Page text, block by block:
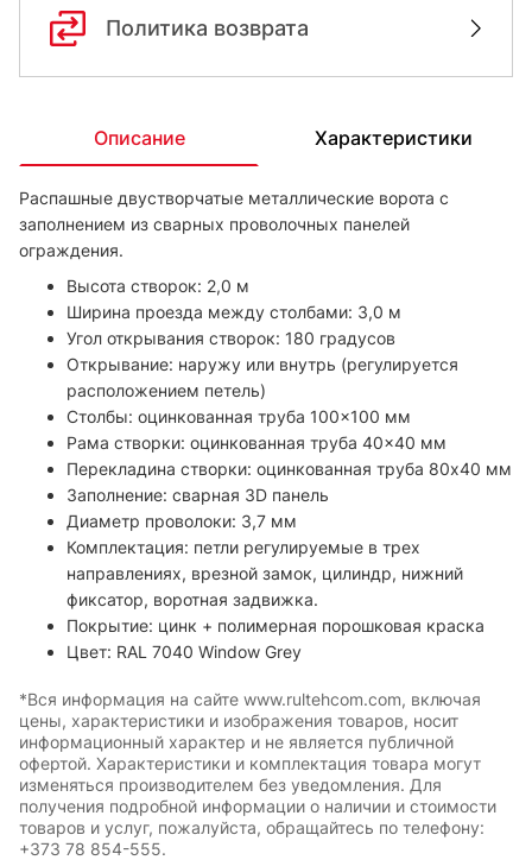
Политика возврата
Описание Характеристики
Распашные двустворчатые металлические ворота с
заполнением из сварных проволочных панелей
ограждения.
Высота створок: 2,0 м
Ширина проезда между столбами: 3,0 м
Угол открывания створок: 180 градусов
Открывание: наружу или внутрь (регулируется
расположением петель)
Столбы: оцинкованная труба 100×100 мм
Рама створки: оцинкованная труба 40×40 мм
Перекладина створки: оцинкованная труба 80х40 мм
Заполнение: сварная 3D панель
Диаметр проволоки: 3,7 мм
Комплектация: петли регулируемые в трех
направлениях, врезной замок, цилиндр, нижний
фиксатор, воротная задвижка.
Покрытие: цинк + полимерная порошковая краска
Цвет: RAL 7040 Window Grey
*Вся информация на сайте www.rultehcom.com, включая
цены, характеристики и изображения товаров, носит
информационный характер и не является публичной
офертой. Характеристики и комплектация товара могут
изменяться производителем без уведомления. Для
получения подробной информации о наличии и стоимости
товаров и услуг, пожалуйста, обращайтесь по телефону:
+373 78 854-555.